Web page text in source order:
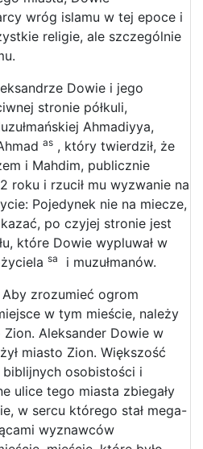
wróg islamu w tej epoce i
religie, ale szczególnie
Dowie i jego
stronie półkuli,
Ahmadiyya,
as , który twierdził, że
i Mahdim, publicznie
roku i rzucił mu wyzwanie na
Pojedynek nie na miecze,
po czyjej stronie jest
które Dowie wypluwał w
sa
i muzułmanów.
zrozumieć ogrom
w tym mieście, należy
Aleksander Dowie w
miasto Zion. Większość
biblijnych osobistości i
ulice tego miasta zbiegały
w sercu którego stał mega-
wyznawców